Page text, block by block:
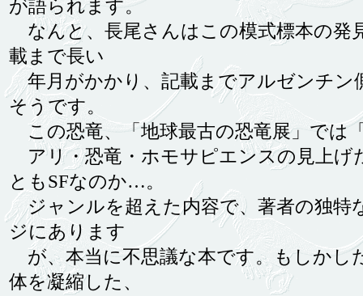
が語られます。
なんと、長尾さんはこの模式標本の発
載まで長い
年月がかかり、記載までアルゼンチン
そうです。
この恐竜、「地球最古の恐竜展」では
アリ・恐竜・ホモサピエンスの見上げ
ともSFなのか…。
ジャンルを超えた内容で、著者の独特
ジにあります
が、本当に不思議な本です。もしかし
体を凝縮した、